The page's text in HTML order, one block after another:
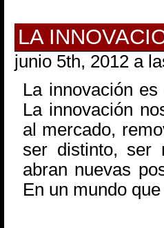
LA
junio 5th, 2012 a
La innovación
La innovación
al mercado,
ser distinto, ser
abran nuevas
En un mundo